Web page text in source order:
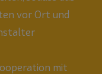
vor Ort und
mit